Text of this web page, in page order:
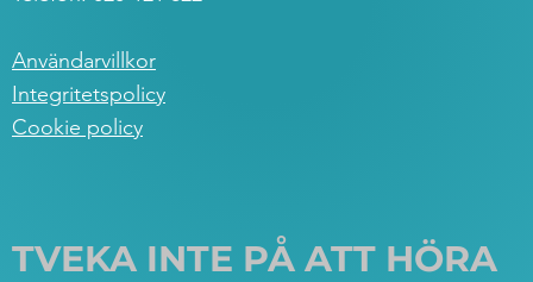
Användarvillkor
Integritetspolicy
Cookie policy
TVEKA INTE PÅ ATT HÖRA